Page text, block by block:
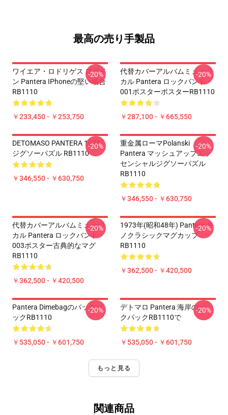
最高の売り手製品
ワイエア・ロドリゲス ログイ
ン Pantera IPhoneの堅い場合
RB1110
￥233,450 - ￥253,750
-20%
代替カバーアルバムミュージ
カル Pantera ロックバンド
001ポスターポスターRB1110
￥287,100 - ￥665,550
-20%
DETOMASO PANTERA 1971
ジグソーパズル RB1110
￥346,550 - ￥630,750
-20%
重金属ローマPolanski
Pantera マッシュアップエッ
センシャルジグソーパズル
RB1110
￥346,550 - ￥630,750
-20%
代替カバーアルバムミュージ
カル Pantera ロックバンド
003ポスター古典的なマグ
RB1110
￥362,500 - ￥420,500
-20%
1973年(昭和48年) Pantera モ
ノクラシックマグカップ
RB1110
￥362,500 - ￥420,500
-20%
Pantera Dimebagのバックパ
ックRB1110
￥535,050 - ￥601,750
-20%
デトマロ Pantera 海岸のバッ
クパックRB1110で
￥535,050 - ￥601,750
-20%
もっと見る
関連商品